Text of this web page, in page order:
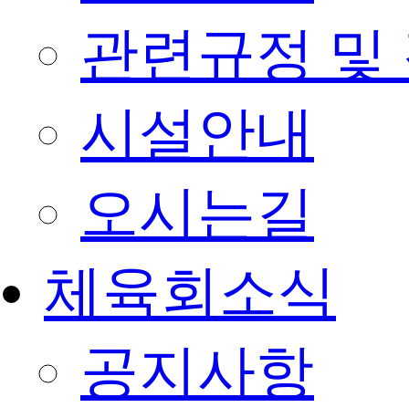
관련규정 및
시설안내
오시는길
체육회소식
공지사항